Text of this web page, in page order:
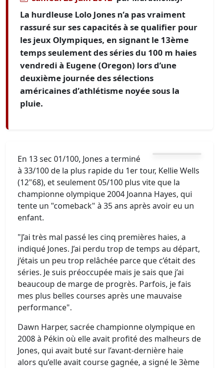
La hurdleuse Lolo Jones n’a pas vraiment
rassuré sur ses capacités à se qualifier pour
les jeux Olympiques, en signant le 13ème
temps seulement des séries du 100 m haies
vendredi à Eugene (Oregon) lors d’une
deuxième journée des sélections
américaines d’athlétisme noyée sous la
pluie.
En 13 sec 01/100, Jones a terminé
à 33/100 de la plus rapide du 1er tour, Kellie Wells
(12"68), et seulement 05/100 plus vite que la
championne olympique 2004 Joanna Hayes, qui
tente un "comeback" à 35 ans après avoir eu un
enfant.
"J’ai très mal passé les cinq premières haies, a
indiqué Jones. J’ai perdu trop de temps au départ,
j’étais un peu trop relâchée parce que c’était des
séries. Je suis préoccupée mais je sais que j’ai
beaucoup de marge de progrès. Parfois, je fais
mes plus belles courses après une mauvaise
performance".
Dawn Harper, sacrée championne olympique en
2008 à Pékin où elle avait profité des malheurs de
Jones, qui avait buté sur l’avant-dernière haie
alors qu’elle avait course gagnée, a signé le 3ème